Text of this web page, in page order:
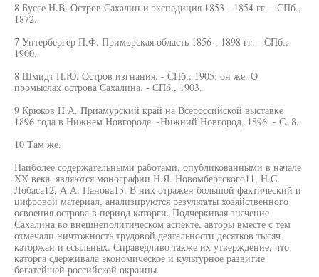
8 Буссе Н.В. Остров Сахалин и экспедиция 1853 - 1854 гг. - СПб.,
1872.
7 Унтербергер П.Ф. Приморская область 1856 - 1898 гг. - СПб.,
1900.
8 Шмидт П.Ю. Остров изгнания. - СПб., 1905; он же. О
промыслах острова Сахалина. - СПб., 1903.
9 Крюков Н.А. Приамурский край на Всероссийской выставке
1896 года в Нижнем Новгороде. -Нижний Новгород, 1896. - С. 8.
10 Там же.
Наиболее содержательными работами, опубликованными в начале
XX века, являются монографии Н.Я. Новомбергского11, Н.С.
Лобаса12, А.А. Панова13. В них отражен большой фактический и
цифровой материал, анализируются результаты хозяйственного
освоения острова в период каторги. Подчеркивая значение
Сахалина во внешнеполитическом аспекте, авторы вместе с тем
отмечали ничтожность трудовой деятельности десятков тысяч
каторжан и ссыльных. Справедливо также их утверждение, что
каторга сдерживала экономическое и культурное развитие
богатейшей российской окраины.